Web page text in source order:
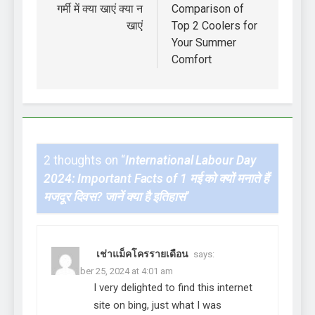
गर्मी में क्या खाएं क्या न
खाएं
Comparison of
Top 2 Coolers for
Your Summer
Comfort
2 thoughts on “International Labour Day
2024: Important Facts of 1 मई को क्यों मनाते हैं
मजदूर दिवस? जानें क्या है इतिहास”
เช่าแม็คโครรายเดือน says:
November 25, 2024 at 4:01 am
I very delighted to find this internet
site on bing, just what I was